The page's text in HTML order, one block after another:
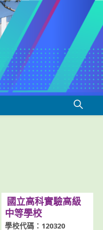
國立高科實驗高級
中等學校
學校代碼：120320